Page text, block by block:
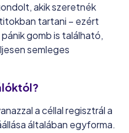
akik szeretnék
tartani – ezért
gomb is található,
semleges
a céllal regisztrál a
általában egyforma.